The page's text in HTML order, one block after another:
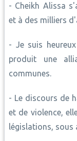
- Cheikh Alissa
et à des milliers
- Je suis
produit une
communes.
- Le discours de
et de violence,
législations, sous